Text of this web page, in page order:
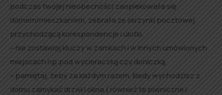
podczas twojej nieobecności zaopiekowała się
domem/mieszkaniem, zebrała ze skrzynki pocztowej
przychodzącą korespondencje i ulotki,
– nie zostawiaj kluczy w zamkach i w innych umówionych
miejscach np.pod wycieraczką czy doniczką,
– pamiętaj, żeby za każdym razem, kiedy wychodzisz z
domu zamykać drzwi i okna ( również te piwniczne i